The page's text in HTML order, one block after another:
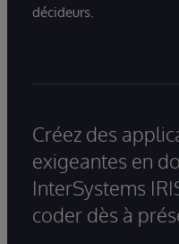
décideurs.
Créez des
exigeantes en
InterSystems
coder dès à